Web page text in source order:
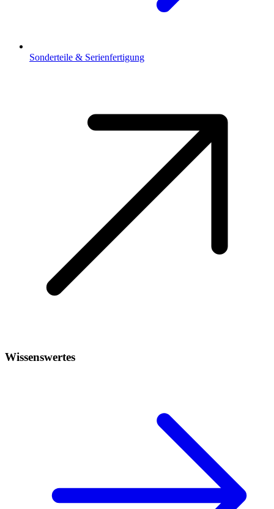
Sonderteile & Serienfertigung
Wissenswertes